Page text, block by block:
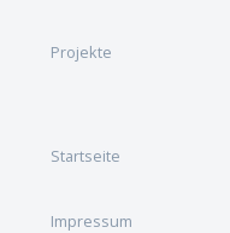
Projekte
Startseite
Impressum